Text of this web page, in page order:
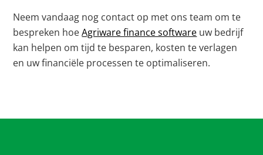
Neem vandaag nog contact op met ons team om te
bespreken hoeAgriware finance software uw bedrijf
kan helpen om tijd te besparen, kosten te verlagen
en uw financiële processen te optimaliseren.